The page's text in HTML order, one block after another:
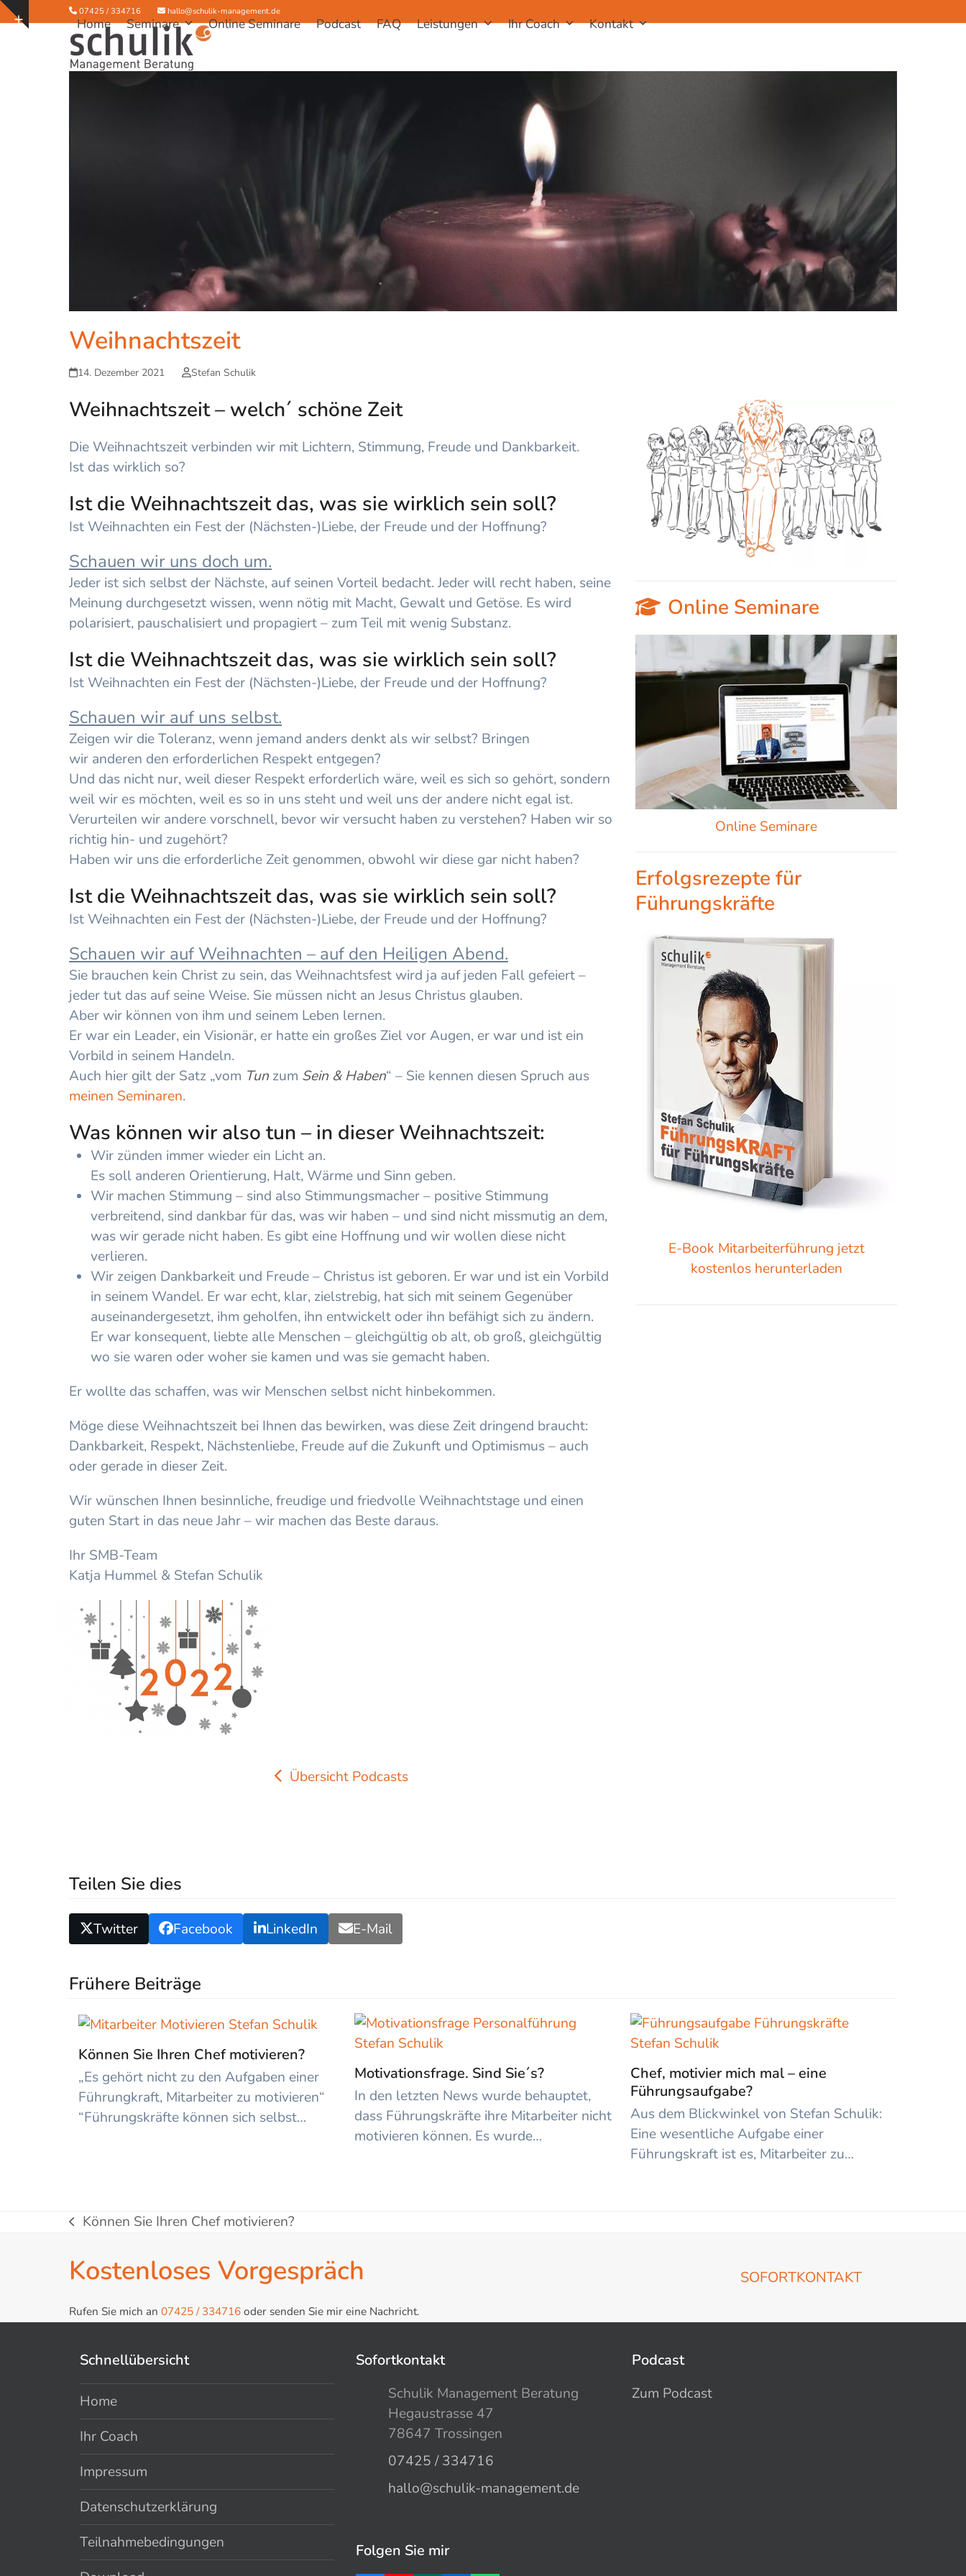
Skip
toShow
07425 / 334716 hallo@schulik-management.de
Home Seminare Online Seminare Podcast FAQ Leistungen Ihr Coach Kontakt
Weihnachtszeit
14. Dezember 2021 Stefan Schulik
Weihnachtszeit – welch´ schöne Zeit
Die Weihnachtszeit verbinden wir mit Lichtern, Stimmung, Freude und Dankbarkeit.
Ist das wirklich so?
Ist die Weihnachtszeit das, was sie wirklich sein soll?
Ist Weihnachten ein Fest der (Nächsten-)Liebe, der Freude und der Hoffnung?
Schauen wir uns doch um.
Jeder ist sich selbst der Nächste, auf seinen Vorteil bedacht. Jeder will recht haben, seine
Meinung durchgesetzt wissen, wenn nötig mit Macht, Gewalt und Getöse. Es wird
polarisiert, pauschalisiert und propagiert – zum Teil mit wenig Substanz.
Ist die Weihnachtszeit das, was sie wirklich sein soll?
Ist Weihnachten ein Fest der (Nächsten-)Liebe, der Freude und der Hoffnung?
Schauen wir auf uns selbst.
Zeigen wir die Toleranz, wenn jemand anders denkt als wir selbst? Bringen
wir anderen den erforderlichen Respekt entgegen?
Und das nicht nur, weil dieser Respekt erforderlich wäre, weil es sich so gehört, sondern
weil wir es möchten, weil es so in uns steht und weil uns der andere nicht egal ist.
Verurteilen wir andere vorschnell, bevor wir versucht haben zu verstehen? Haben wir so
richtig hin- und zugehört?
Haben wir uns die erforderliche Zeit genommen, obwohl wir diese gar nicht haben?
Ist die Weihnachtszeit das, was sie wirklich sein soll?
Ist Weihnachten ein Fest der (Nächsten-)Liebe, der Freude und der Hoffnung?
Schauen wir auf Weihnachten – auf den Heiligen Abend.
Sie brauchen kein Christ zu sein, das Weihnachtsfest wird ja auf jeden Fall gefeiert –
jeder tut das auf seine Weise. Sie müssen nicht an Jesus Christus glauben.
Aber wir können von ihm und seinem Leben lernen.
Er war ein Leader, ein Visionär, er hatte ein großes Ziel vor Augen, er war und ist ein
Vorbild in seinem Handeln.
Auch hier gilt der Satz „vom Tun zum Sein & Haben“ – Sie kennen diesen Spruch aus
meinen Seminaren.
Was können wir also tun – in dieser Weihnachtszeit:
Wir zünden immer wieder ein Licht an.
Es soll anderen Orientierung, Halt, Wärme und Sinn geben.
Wir machen Stimmung – sind also Stimmungsmacher – positive Stimmung
verbreitend, sind dankbar für das, was wir haben – und sind nicht missmutig an dem,
was wir gerade nicht haben. Es gibt eine Hoffnung und wir wollen diese nicht
verlieren.
Wir zeigen Dankbarkeit und Freude– Christus ist geboren. Er war und ist ein Vorbild
in seinem Wandel. Er war echt, klar, zielstrebig, hat sich mit seinem Gegenüber
auseinandergesetzt, ihm geholfen, ihn entwickelt oder ihn befähigt sich zu ändern.
Er war konsequent, liebte alle Menschen – gleichgültig ob alt, ob groß, gleichgültig
wo sie waren oder woher sie kamen und was sie gemacht haben.
Er wollte das schaffen, was wir Menschen selbst nicht hinbekommen.
Möge diese Weihnachtszeit bei Ihnen das bewirken, was diese Zeit dringend braucht:
Dankbarkeit, Respekt, Nächstenliebe, Freude auf die Zukunft und Optimismus – auch
oder gerade in dieser Zeit.
Wir wünschen Ihnen besinnliche, freudige und friedvolle Weihnachtstage und einen
guten Start in das neue Jahr – wir machen das Beste daraus.
Ihr SMB-Team
Katja Hummel & Stefan Schulik
Übersicht Podcasts
Online Seminare
Online Seminare
Erfolgsrezepte für
Führungskräfte
E-Book Mitarbeiterführung jetzt
kostenlos herunterladen
Teilen Sie dies
Twitter Facebook LinkedIn E-Mail
Frühere Beiträge
Können Sie Ihren Chef motivieren?
„Es gehört nicht zu den Aufgaben einer
Führungkraft, Mitarbeiter zu motivieren“
“Führungskräfte können sich selbst…
Motivationsfrage. Sind Sie´s?
In den letzten News wurde behauptet,
dass Führungskräfte ihre Mitarbeiter nicht
motivieren können. Es wurde…
Chef, motivier mich mal – eine
Führungsaufgabe?
Aus dem Blickwinkel von Stefan Schulik:
Eine wesentliche Aufgabe einer
Führungskraft ist es, Mitarbeiter zu…
vorheriger
Können Sie Ihren Chef motivieren?
Kostenloses Vorgespräch
Rufen Sie mich an 07425 / 334716oder senden Sie mir eine Nachricht.
SOFORTKONTAKT
Schnellübersicht
Home
Ihr Coach
Impressum
Datenschutzerklärung
Teilnahmebedingungen
Sofortkontakt
Schulik Management Beratung
Hegaustrasse 47
78647 Trossingen
07425 / 334716
hallo@schulik-management.de
Folgen Sie mir
Podcast
Zum Podcast